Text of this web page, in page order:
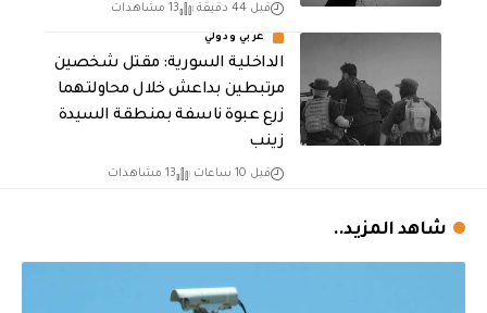
قبل 44 دقيقة 13 مشاهدات
عربي ودولي
الداخلية السورية: مقتل شخصين
مرتبطين بداعش خلال محاولتهما
زرع عبوة ناسفة بمنطقة السيدة
زينب
قبل 10 ساعات 13 مشاهدات
شاهد المزيد..